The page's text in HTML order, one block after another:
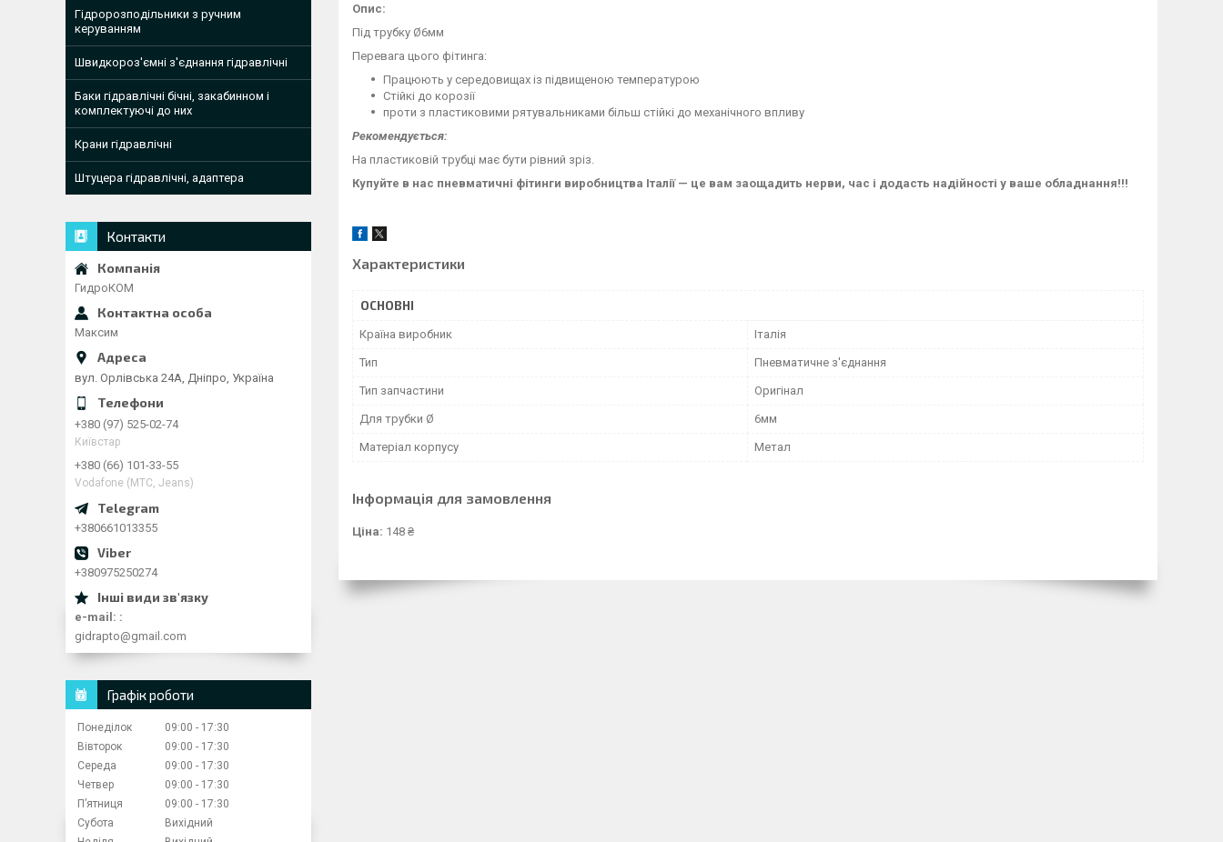
Опис:
Під трубку Ø6мм
Перевага цього фітинга:
Працюють у середовищах із підвищеною температурою
Стійкі до корозії
проти з пластиковими рятувальниками більш стійкі до механічного впливу
Рекомендується:
На пластиковій трубці має бути рівний зріз.
Купуйте в нас пневматичні фітинги виробництва Італії — це вам заощадить нерви, час і додасть надійності у ваше обладнання!!!
Характеристики
ОСНОВНІ
Країна виробник Італія
Тип Пневматичне з'єднання
Тип запчастини Оригінал
Для трубки Ø 6мм
Матеріал корпусу Метал
Інформація для замовлення
Ціна: 148 ₴
Гідророзподільники з ручним
керуванням
Швидкороз'ємні з'єднання гідравлічні
Баки гідравлічні бічні, закабинном і
комплектуючі до них
Крани гідравлічні
Штуцера гідравлічні, адаптера
Контакти
ГидроКОМ
Максим
вул. Орлівська 24А, Дніпро, Україна
+380 (97) 525-02-74
Київстар
+380 (66) 101-33-55
Vodafone (МТС, Jeans)
+380661013355
+380975250274
e-mail:
gidrapto@gmail.com
Графік роботи
Понеділок 09:00
17:30
Вівторок
09:00
17:30
Середа
09:00
17:30
Четвер
09:00
17:30
Пʼятниця
09:00
17:30
Субота
Вихідний